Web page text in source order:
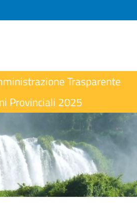
Trasparente
Provinciali 2025